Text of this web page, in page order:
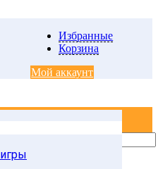
Избранные
Корзина
Мой аккаунт